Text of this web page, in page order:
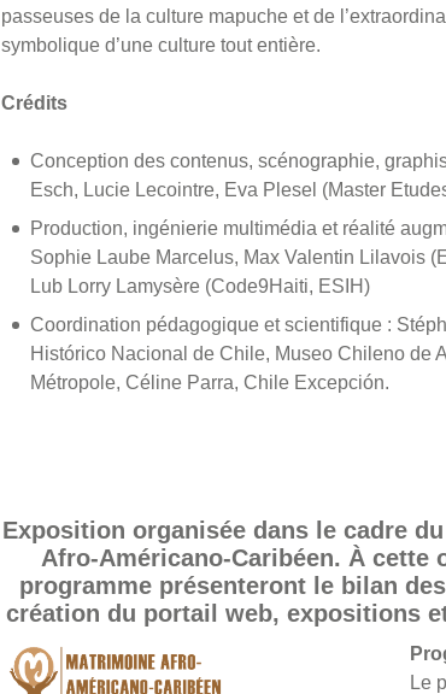
passeuses de la culture mapuche et de
symbolique d’une culture tout entière.
Crédits
Conception des contenus, scénographie,
Esch, Lucie Lecointre, Eva Plesel (Master
Production, ingénierie multimédia et réalité
Sophie Laube Marcelus, Max Valentin Lilavois
Lub Lorry Lamysère (Code9Haiti, ESIH)
Coordination pédagogique et scientifique :
Histórico Nacional de Chile, Museo Chileno de
Métropole, Céline Parra, Chile Excepción.
Exposition organisée dans le cadre
Afro-Américano-Caribéen. À
programme présenteront le bilan
création du portail web, expositions
Le